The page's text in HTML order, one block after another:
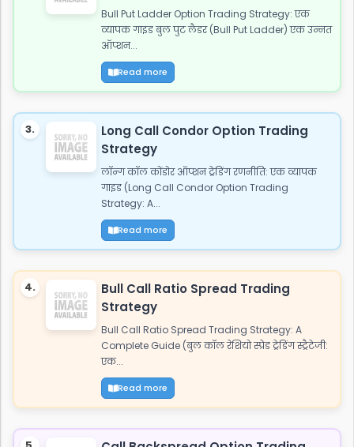
Bull Put Ladder Option Trading Strategy: एक
व्यापक गाइड बुल पुट लैडर (Bull Put Ladder) एक उन्नत
ऑप्शन...
Read more
3.
Long Call Condor Option Trading
Strategy
लॉन्ग कॉल कोंडोर ऑप्शन ट्रेडिंग रणनीति: एक व्यापक
गाइड (Long Call Condor Option Trading
Strategy: A...
Read more
4.
Bull Call Ratio Spread Trading
Strategy
Bull Call Ratio Spread Trading Strategy: A
Complete Guide (बुल कॉल रेशियो स्प्रेड ट्रेडिंग स्ट्रैटेजी:
एक...
Read more